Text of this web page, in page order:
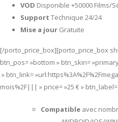
VOD Disponible +50000 Films/
Support Technique 24/24
Mise a jour Gratuite
[/porto_price_box][porto_price_box
btn_pos= »bottom » btn_skin=
» btn_link=
mois%2F||| » price= »25 € »
Compatible avec